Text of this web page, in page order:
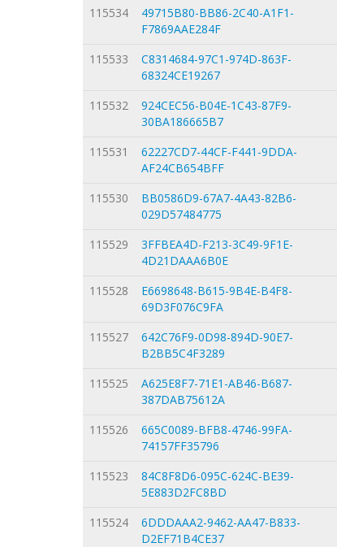
115534
49715B80-BB86-2C40-A1F1-
F7869AAE284F
115533
C8314684-97C1-974D-863F-
68324CE19267
115532
924CEC56-B04E-1C43-87F9-
30BA186665B7
115531
62227CD7-44CF-F441-9DDA-
AF24CB654BFF
115530
BB0586D9-67A7-4A43-82B6-
029D57484775
115529
3FFBEA4D-F213-3C49-9F1E-
4D21DAAA6B0E
115528
E6698648-B615-9B4E-B4F8-
69D3F076C9FA
115527
642C76F9-0D98-894D-90E7-
B2BB5C4F3289
115525
A625E8F7-71E1-AB46-B687-
387DAB75612A
115526
665C0089-BFB8-4746-99FA-
74157FF35796
115523
84C8F8D6-095C-624C-BE39-
5E883D2FC8BD
115524
6DDDAAA2-9462-AA47-B833-
D2EF71B4CE37